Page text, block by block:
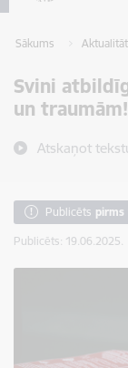
Sākums
Svini
un traumām!
Atskaņot
Publicēts pirms
Publicēts: 19.06.2025.